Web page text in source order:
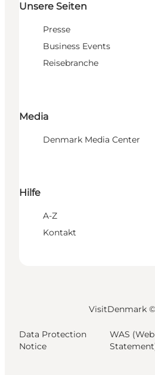
Unsere Seiten
Presse
Business Events
Reisebranche
Media
Denmark Media Center
Hilfe
A-Z
Kontakt
VisitDenmark ©
Data Protection
Notice
WAS